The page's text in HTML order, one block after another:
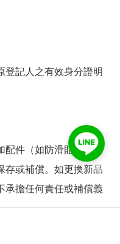
登記人之有效身分證明
配件（如防滑貼、鍵帽
存或補償。如更換新品
承擔任何責任或補償義
式聯繫我們：